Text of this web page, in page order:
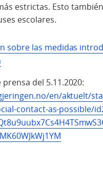
estrictas. Esto
escolares.
sobre las medidas
del 5.11.2020:
en/aktuelt/
contact-as-possible/